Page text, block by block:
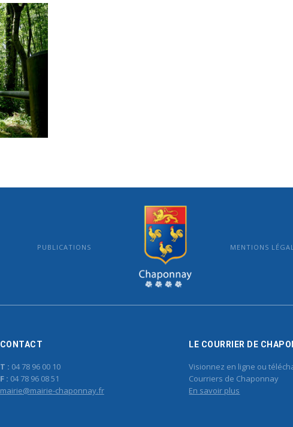
PUBLICATIONS MENTIONS
CONTACT
T : 04 78 96 00 10
F : 04 78 96 08 51
mairie@mairie-chaponnay.fr
LE COURRIER DE
Visionnez en ligne ou
Courriers de Chaponnay
En savoir plus